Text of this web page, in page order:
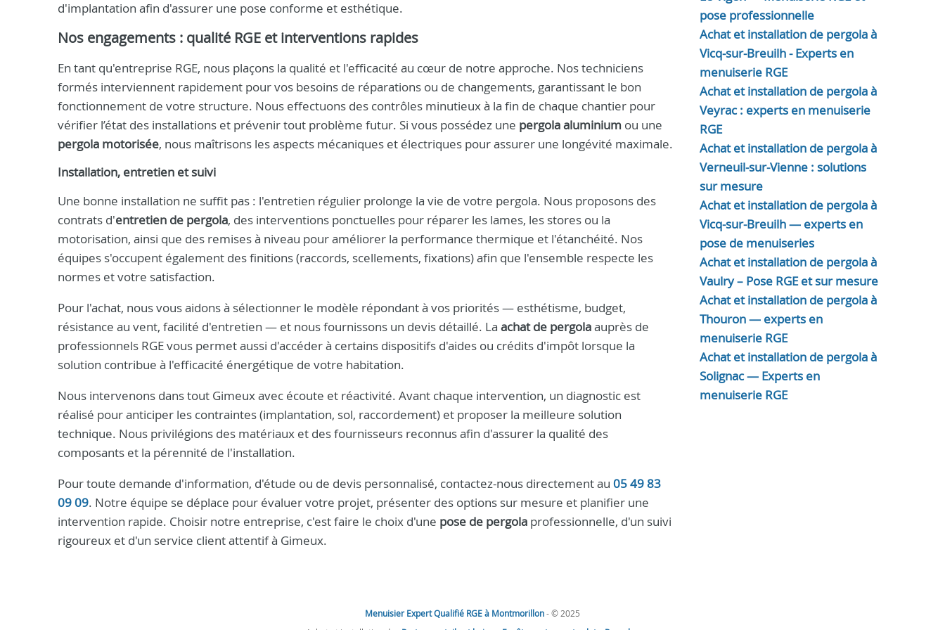
d'implantation afin d'assurer une pose conforme et esthétique.
Nos engagements : qualité RGE et interventions rapides
En tant qu'entreprise RGE, nous plaçons la qualité et l'efficacité au cœur de notre approche. Nos techniciens
formés interviennent rapidement pour vos besoins de réparations ou de changements, garantissant le bon
fonctionnement de votre structure. Nous effectuons des contrôles minutieux à la fin de chaque chantier pour
vérifier l’état des installations et prévenir tout problème futur. Si vous possédez une pergola aluminium ou une
pergola motorisée, nous maîtrisons les aspects mécaniques et électriques pour assurer une longévité maximale.
Installation, entretien et suivi
Une bonne installation ne suffit pas : l'entretien régulier prolonge la vie de votre pergola. Nous proposons des
contrats d'entretien de pergola, des interventions ponctuelles pour réparer les lames, les stores ou la
motorisation, ainsi que des remises à niveau pour améliorer la performance thermique et l'étanchéité. Nos
équipes s'occupent également des finitions (raccords, scellements, fixations) afin que l'ensemble respecte les
normes et votre satisfaction.
Pour l'achat, nous vous aidons à sélectionner le modèle répondant à vos priorités — esthétisme, budget,
résistance au vent, facilité d'entretien — et nous fournissons un devis détaillé. La achat de pergolaauprès de
professionnels RGE vous permet aussi d'accéder à certains dispositifs d'aides ou crédits d'impôt lorsque la
solution contribue à l'efficacité énergétique de votre habitation.
Nous intervenons dans tout Gimeux avec écoute et réactivité. Avant chaque intervention, un diagnostic est
réalisé pour anticiper les contraintes (implantation, sol, raccordement) et proposer la meilleure solution
technique. Nous privilégions des matériaux et des fournisseurs reconnus afin d'assurer la qualité des
composants et la pérennité de l'installation.
Pour toute demande d'information, d'étude ou de devis personnalisé, contactez-nous directement au 05 49 83
09 09. Notre équipe se déplace pour évaluer votre projet, présenter des options sur mesure et planifier une
intervention rapide. Choisir notre entreprise, c'est faire le choix d'une pose de pergola professionnelle, d'un suivi
rigoureux et d'un service client attentif à Gimeux.
pose professionnelle
Achat et installation de pergola à
Vicq-sur-Breuilh - Experts en
menuiserie RGE
Achat et installation de pergola à
Veyrac : experts en menuiserie
RGE
Achat et installation de pergola à
Verneuil-sur-Vienne : solutions
sur mesure
Achat et installation de pergola à
Vicq-sur-Breuilh — experts en
pose de menuiseries
Achat et installation de pergola à
Vaulry – Pose RGE et sur mesure
Achat et installation de pergola à
Thouron — experts en
menuiserie RGE
Achat et installation de pergola à
Solignac — Experts en
menuiserie RGE
Menuisier Expert Qualifié RGE à Montmorillon- © 2025